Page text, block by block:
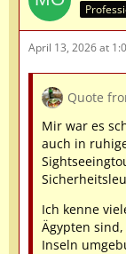
April 13, 2026 at
Quote
Mir war es
auch in
Ich kenne
Ägypten
Inseln